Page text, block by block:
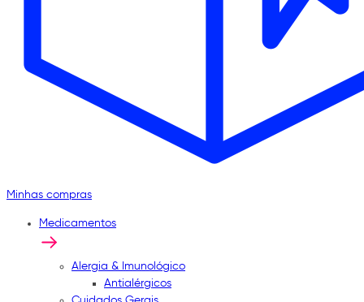
Minhas compras
Medicamentos
Alergia & Imunológico
Antialérgicos